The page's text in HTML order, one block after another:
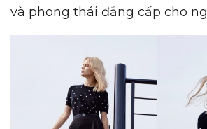
và phong thái đẳng cấp cho